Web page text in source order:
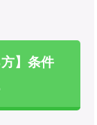
】条件